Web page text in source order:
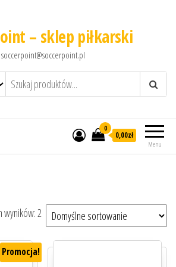
– sklep piłkarski
soccerpoint@soccerpoint.pl
Menu
0
0,00zł
wyników: 2
Promocja!